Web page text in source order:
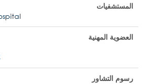
المستشفيات
العضوية المهنية
رسوم التشاور